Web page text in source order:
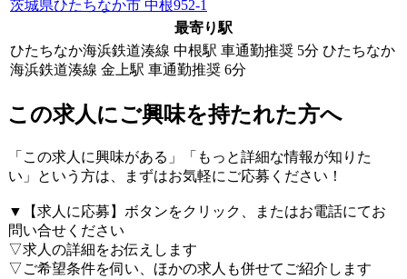
茨城県ひたちなか市 中根952-1
最寄り駅
ひたちなか海浜鉄道湊線 中根駅 車通勤推奨 5分 ひたちなか
海浜鉄道湊線 金上駅 車通勤推奨 6分
この求人にご興味を持たれた方へ
「この求人に興味がある」「もっと詳細な情報が知りた
い」という方は、まずはお気軽にご応募ください！
▼【求人に応募】ボタンをクリック、またはお電話にてお
問い合せください
▽求人の詳細をお伝えします
▽ご希望条件を伺い、ほかの求人も併せてご紹介します